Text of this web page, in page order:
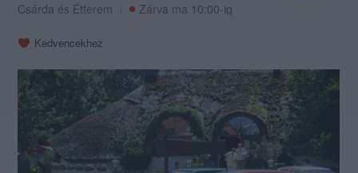
Csárda és Étterem Zárva ma 10:00-ig
Kedvencekhez